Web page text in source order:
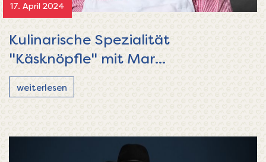
17. April 2024
Kulinarische Spezialität
"Käsknöpfle" mit Mar...
weiterlesen